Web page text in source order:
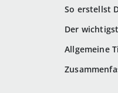
So erstellst
Der
Allgemeine